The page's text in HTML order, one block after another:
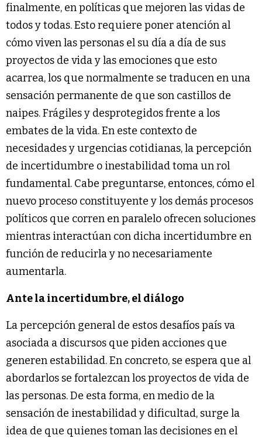
finalmente, en políticas que mejoren las vidas de
todos y todas. Esto requiere poner atención al
cómo viven las personas el su día a día de sus
proyectos de vida y las emociones que esto
acarrea, los que normalmente se traducen en una
sensación permanente de que son castillos de
naipes. Frágiles y desprotegidos frente a los
embates de la vida. En este contexto de
necesidades y urgencias cotidianas, la percepción
de incertidumbre o inestabilidad toma un rol
fundamental. Cabe preguntarse, entonces, cómo el
nuevo proceso constituyente y los demás procesos
políticos que corren en paralelo ofrecen soluciones
mientras interactúan con dicha incertidumbre en
función de reducirla y no necesariamente
aumentarla.
Ante la incertidumbre, el diálogo
La percepción general de estos desafíos país va
asociada a discursos que piden acciones que
generen estabilidad. En concreto, se espera que al
abordarlos se fortalezcan los proyectos de vida de
las personas. De esta forma, en medio de la
sensación de inestabilidad y dificultad, surge la
idea de que quienes toman las decisiones en el